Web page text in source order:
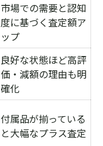
市場での需要と認知
度に基づく査定額ア
ップ
良好な状態ほど高評
価・減額の理由も明
確化
付属品が揃っている
と大幅なプラス査定